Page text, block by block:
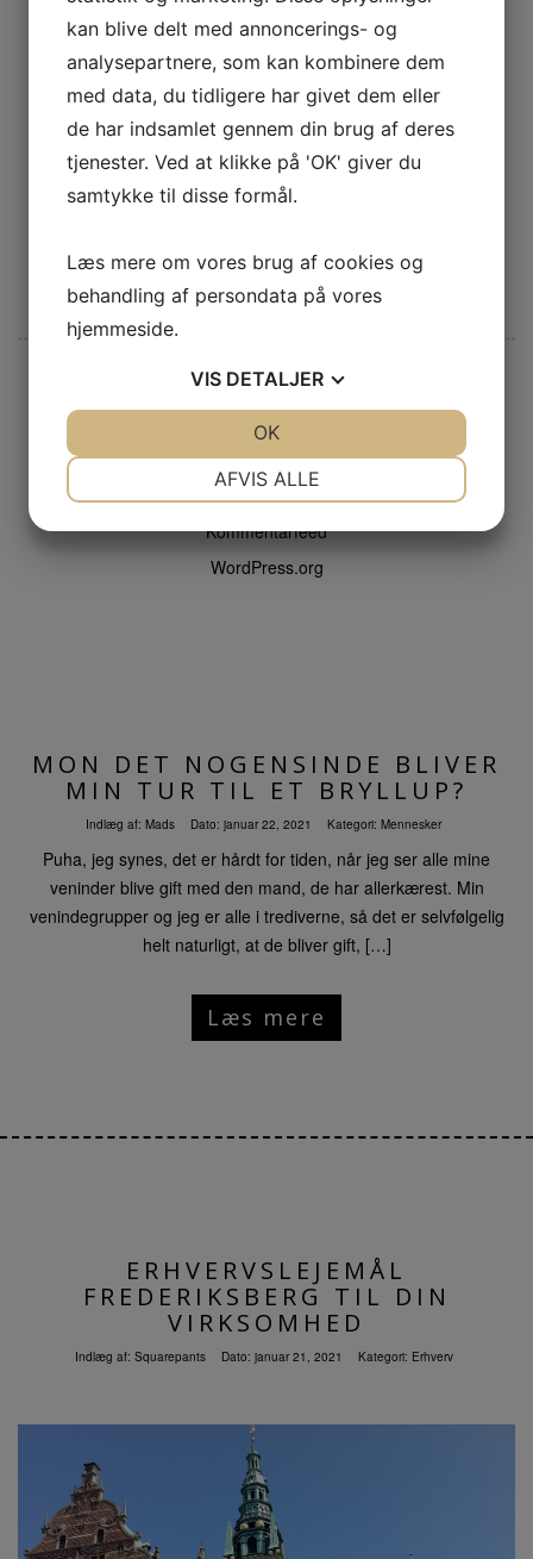
Mennesker
Musik
Sundhed
Tips
Tøj
Transport
Web
META
Log ind
Indlægsfeed
Kommentarfeed
WordPress.org
MON DET NOGENSINDE BLIVER
MIN TUR TIL ET BRYLLUP?
Indlæg af: Mads Dato: januar 22, 2021 Kategori: Mennesker
Puha, jeg synes, det er hårdt for tiden, når jeg ser alle mine
veninder blive gift med den mand, de har allerkærest. Min
venindegrupper og jeg er alle i trediverne, så det er selvfølgelig
helt naturligt, at de bliver gift, […]
Læs mere
ERHVERVSLEJEMÅL
FREDERIKSBERG TIL DIN
VIRKSOMHED
Indlæg af: Squarepants Dato: januar 21, 2021 Kategori: Erhverv
kan blive delt med annoncerings- og
analysepartnere, som kan kombinere dem
med data, du tidligere har givet dem eller
de har indsamlet gennem din brug af deres
tjenester. Ved at klikke på 'OK' giver du
samtykke til disse formål.
Læs mere om vores brug af cookies og
behandling af persondata på vores
hjemmeside.
VIS DETALJER
AFVIS ALLE
OK